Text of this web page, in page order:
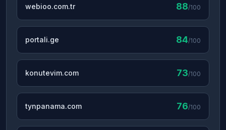
webioo.com.tr 88/100
portali.ge 84/100
konutevim.com 73/100
tynpanama.com 76/100